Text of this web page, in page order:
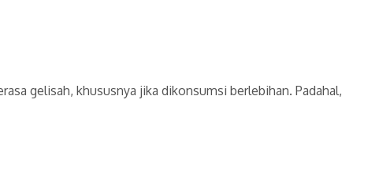
gelisah, khususnya jika dikonsumsi berlebihan. Padahal,